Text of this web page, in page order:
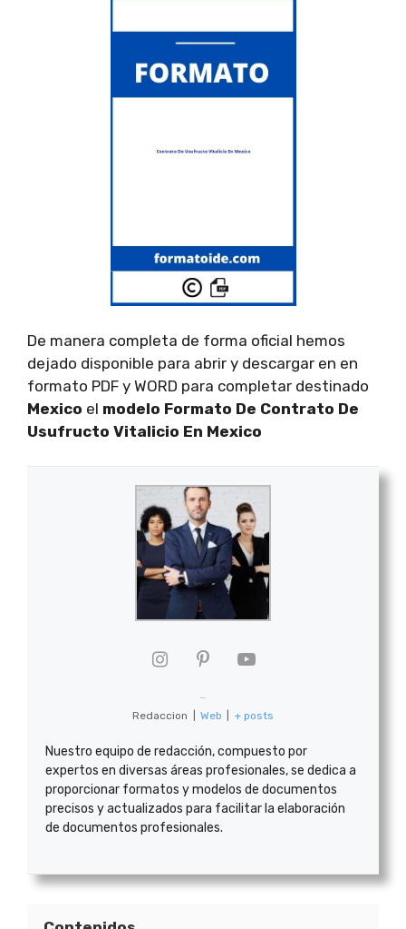
De manera completa de forma oficial hemos
dejado disponible para abrir y descargar en en
formato PDF y WORD para completar destinado
Mexico el modelo Formato De Contrato De
Usufructo Vitalicio En Mexico
Redaccion Web + posts
Nuestro equipo de redacción, compuesto por
expertos en diversas áreas profesionales, se dedica a
proporcionar formatos y modelos de documentos
precisos y actualizados para facilitar la elaboración
de documentos profesionales.